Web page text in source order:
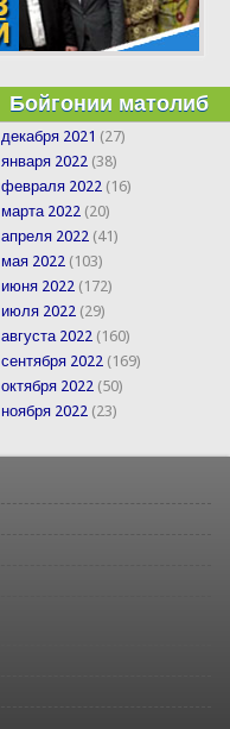
Бойгонии матолиб
декабря 2021 (27)
января 2022 (38)
февраля 2022 (16)
марта 2022 (20)
апреля 2022 (41)
мая 2022 (103)
июня 2022 (172)
июля 2022 (29)
августа 2022 (160)
сентября 2022 (169)
октября 2022 (50)
ноября 2022 (23)